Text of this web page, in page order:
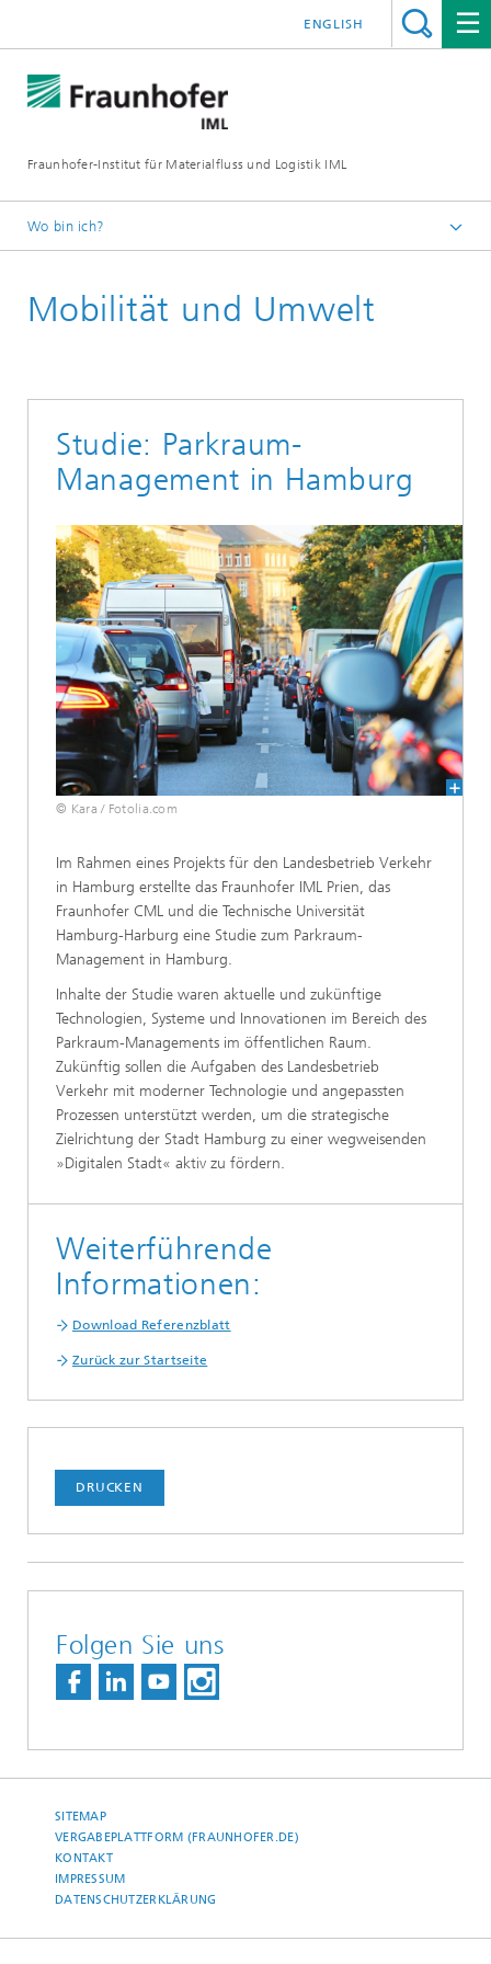
Fraunhofer-Institut für Materialfluss und Logistik IML
ENGLISH
Wo bin ich?
Abteilungen
Referenzen: Innovative Konzepte für
Mobilitätsmanagement und Verkehrsplanung
Mobilität und Umwelt
Studie: Parkraum-
Management in Hamburg
© Kara / Fotolia.com
Im Rahmen eines Projekts für den Landesbetrieb Verkehr
in Hamburg erstellte das Fraunhofer IML Prien, das
Fraunhofer CML und die Technische Universität
Hamburg-Harburg eine Studie zum Parkraum-
Management in Hamburg.
Inhalte der Studie waren aktuelle und zukünftige
Technologien, Systeme und Innovationen im Bereich des
Parkraum-Managements im öffentlichen Raum.
Zukünftig sollen die Aufgaben des Landesbetrieb
Verkehr mit moderner Technologie und angepassten
Prozessen unterstützt werden, um die strategische
Zielrichtung der Stadt Hamburg zu einer wegweisenden
»Digitalen Stadt« aktiv zu fördern.
Weiterführende
Informationen:
Download Referenzblatt
Zurück zur Startseite
DRUCKEN
Folgen Sie uns
SITEMAP
VERGABEPLATTFORM (FRAUNHOFER.DE)
KONTAKT
IMPRESSUM
DATENSCHUTZERKLÄRUNG